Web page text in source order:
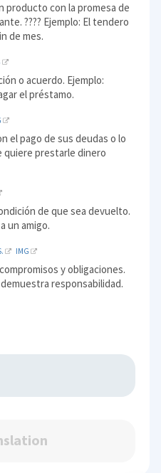
producto con la promesa de
???? Ejemplo: El tendero
de mes.
o acuerdo. Ejemplo:
el préstamo.
el pago de sus deudas o lo
quiere prestarle dinero
de que sea devuelto.
un amigo.
IMG
y obligaciones.
responsabilidad.